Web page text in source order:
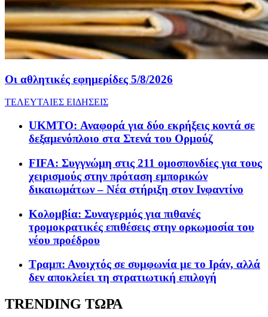
Οι αθλητικές εφημερίδες 5/8/2026
ΤΕΛΕΥΤΑΙΕΣ ΕΙΔΗΣΕΙΣ
UKMTO: Αναφορά για δύο εκρήξεις κοντά σε
δεξαμενόπλοιο στα Στενά του Ορμούζ
FIFA: Συγγνώμη στις 211 ομοσπονδίες για τους
χειρισμούς στην πρόταση εμπορικών
δικαιωμάτων – Νέα στήριξη στον Ινφαντίνο
Κολομβία: Συναγερμός για πιθανές
τρομοκρατικές επιθέσεις στην ορκωμοσία του
νέου προέδρου
Τραμπ: Ανοιχτός σε συμφωνία με το Ιράν, αλλά
δεν αποκλείει τη στρατιωτική επιλογή
TRENDING ΤΩΡΑ